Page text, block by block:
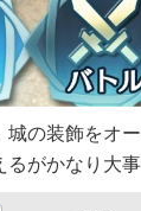
城の装飾をオ
るがかなり大